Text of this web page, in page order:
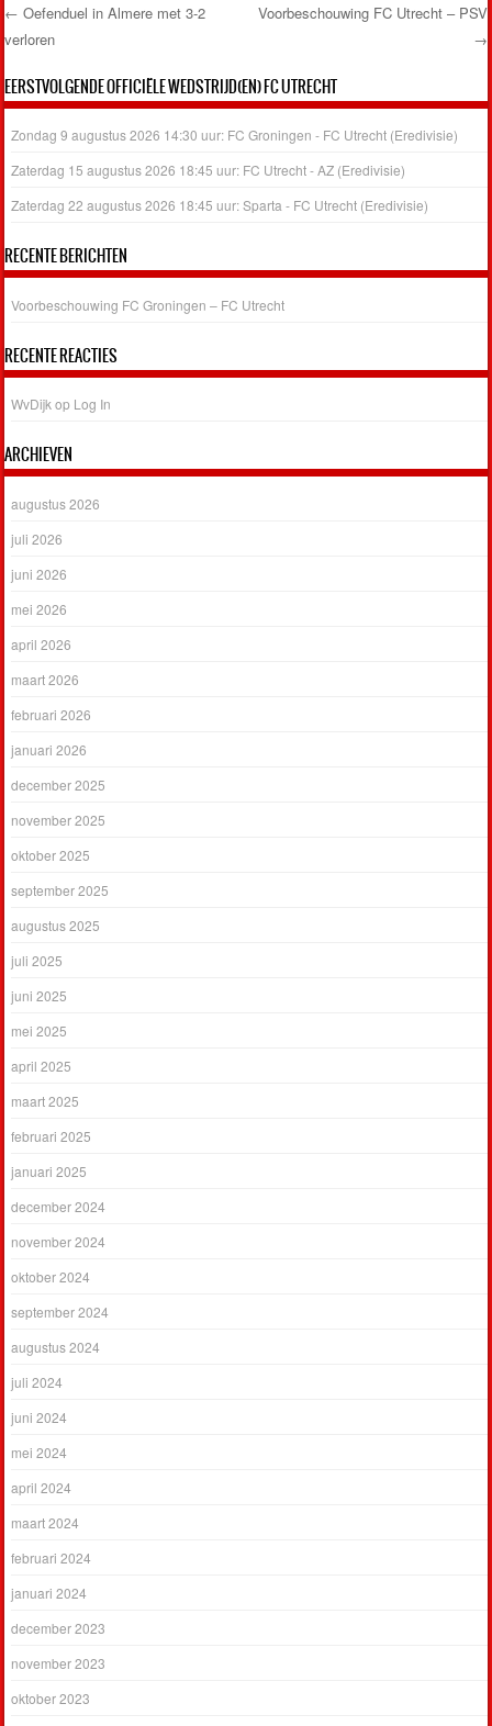
Post navigation
← Oefenduel in Almere met 3-2
verloren
Voorbeschouwing FC Utrecht – PSV
→
EERSTVOLGENDE OFFICIËLE WEDSTRIJD(EN) FC UTRECHT
Zondag 9 augustus 2026 14:30 uur: FC Groningen - FC Utrecht (Eredivisie)
Zaterdag 15 augustus 2026 18:45 uur: FC Utrecht - AZ (Eredivisie)
Zaterdag 22 augustus 2026 18:45 uur: Sparta - FC Utrecht (Eredivisie)
RECENTE BERICHTEN
Voorbeschouwing FC Groningen – FC Utrecht
RECENTE REACTIES
WvDijk op Log In
ARCHIEVEN
augustus 2026
juli 2026
juni 2026
mei 2026
april 2026
maart 2026
februari 2026
januari 2026
december 2025
november 2025
oktober 2025
september 2025
augustus 2025
juli 2025
juni 2025
mei 2025
april 2025
maart 2025
februari 2025
januari 2025
december 2024
november 2024
oktober 2024
september 2024
augustus 2024
juli 2024
juni 2024
mei 2024
april 2024
maart 2024
februari 2024
januari 2024
december 2023
november 2023
oktober 2023